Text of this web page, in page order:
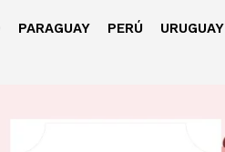
PARAGUAY PERÚ URUGUAY